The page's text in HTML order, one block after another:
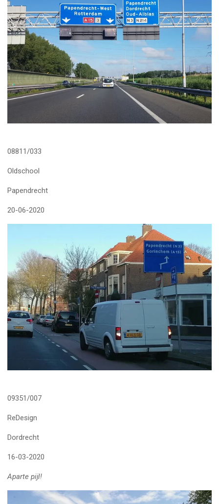
08811/033
Oldschool
Papendrecht
20-06-2020
09351/007
ReDesign
Dordrecht
16-03-2020
Aparte pijl!